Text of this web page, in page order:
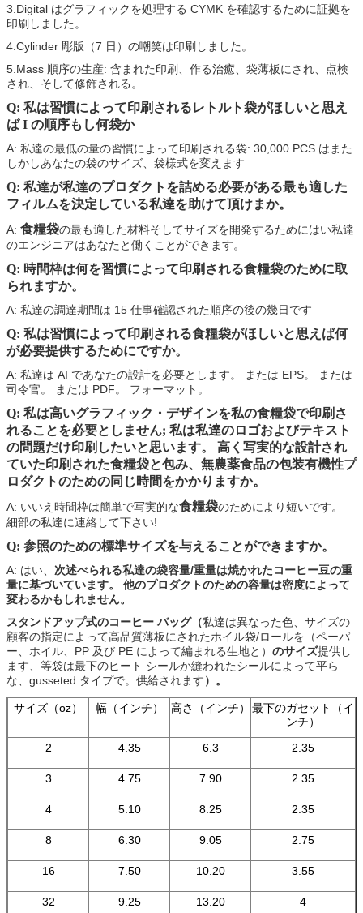
3.Digital はグラフィックを処理する CYMK を確認するために証拠を
印刷しました。
4.Cylinder 彫版（7 日）の嘲笑は印刷しました。
5.Mass 順序の生産: 含まれた印刷、作る治癒、袋薄板にされ、点検
され、そして修飾される。
Q: 私は習慣によって印刷されるレトルト袋がほしいと思え
ば I の順序もし何袋か
A: 私達の最低の量の習慣によって印刷される袋: 30,000 PCS はまた
しかしあなたの袋のサイズ、袋様式を変えます
Q: 私達が私達のプロダクトを詰める必要がある最も適した
フィルムを決定している私達を助けて頂けまか。
A: 食糧袋の最も適した材料そしてサイズを開発するためにはい私達
のエンジニアはあなたと働くことができます。
Q: 時間枠は何を習慣によって印刷される食糧袋のために取
られますか。
A: 私達の調達期間は 15 仕事確認された順序の後の幾日です
Q: 私は習慣によって印刷される食糧袋がほしいと思えば何
が必要提供するためにですか。
A: 私達は AI であなたの設計を必要とします。 または EPS。 または
司令官。 または PDF。 フォーマット。
Q: 私は高いグラフィック・デザインを私の食糧袋で印刷さ
れることを必要としません; 私は私達のロゴおよびテキスト
の問題だけ印刷したいと思います。 高く写実的な設計され
ていた印刷された食糧袋と包み、無農薬食品の包装有機性プ
ロダクトのための同じ時間をかかりますか。
A: いいえ時間枠は簡単で写実的な食糧袋のためにより短いです。
細部の私達に連絡して下さい!
Q: 参照のための標準サイズを与えることができますか。
A: はい、 次述べられる私達の袋容量/重量は焼かれたコーヒー豆の重
量に基づいています。 他のプロダクトのための容量は密度によって
変わるかもしれません。
スタンドアップ式のコーヒー バッグ（私達は異なった色、サイズの
顧客の指定によって高品質薄板にされたホイル袋/ロールを（ペーパ
ー、ホイル、PP 及び PE によって編まれる生地と） のサイズ提供し
ます、等袋は最下のヒート シールか縫われたシールによって平ら
な、gusseted タイプで。供給されます）。
サイズ（oz） 幅（インチ） 高さ（インチ）
最下のガセット（イ
ンチ）
2
4.35 6.3 2.35
3 4.75 7.90 2.35
4 5.10 8.25 2.35
8 6.30 9.05 2.75
16 7.50 10.20 3.55
32 9.25 13.20 4